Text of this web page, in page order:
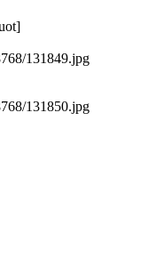
131849.jpg
131850.jpg